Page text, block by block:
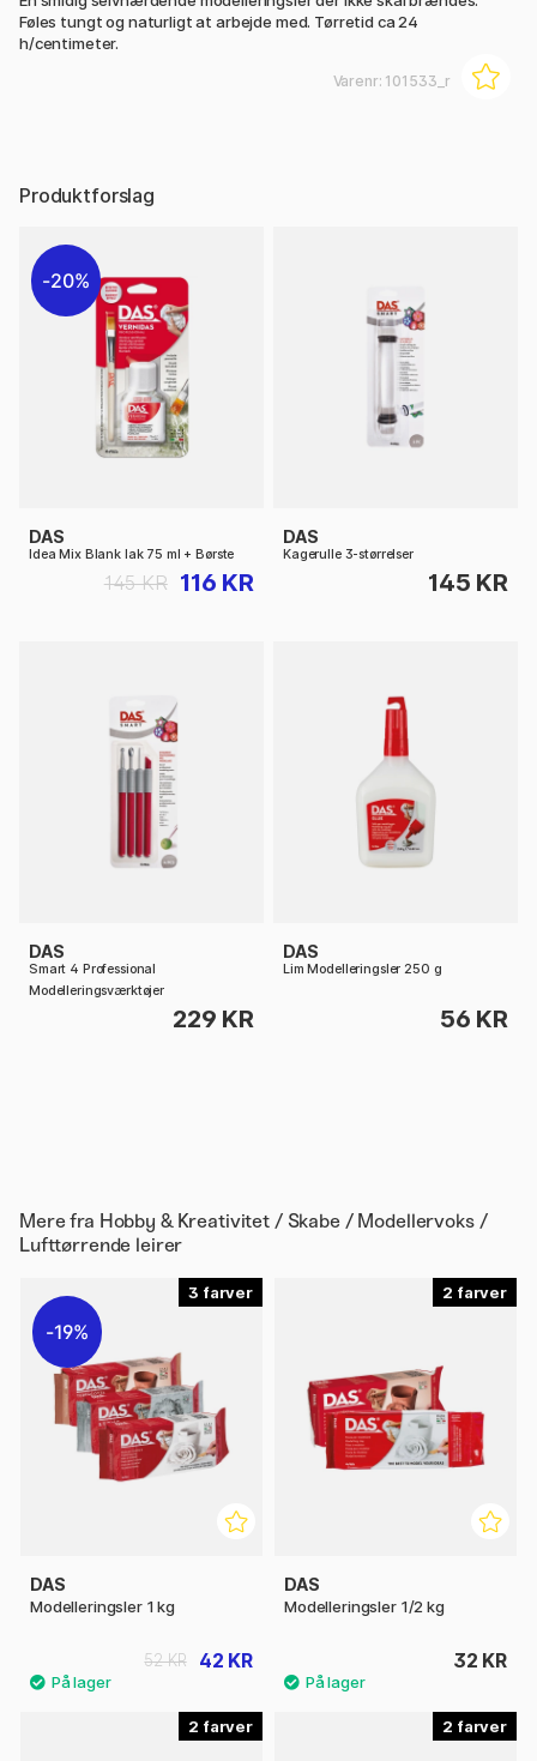
Føles tungt og naturligt at arbejde med. Tørretid ca 24
h/centimeter.
Varenr: 101533_r
Produktforslag
20%
DAS
Idea Mix Blank lak 75 ml + Børste
116 KR
145 KR
DAS
Kagerulle 3-størrelser
145 KR
DAS
Smart 4 Professional
Modelleringsværktøjer
229 KR
DAS
Lim Modelleringsler 250 g
56 KR
Mere fra Hobby & Kreativitet / Skabe / Modellervoks /
Lufttørrende leirer
3
19%
DAS
Modelleringsler 1 kg
42 KR
52 KR
2
DAS
Modelleringsler 1/2 kg
32 KR
2 2